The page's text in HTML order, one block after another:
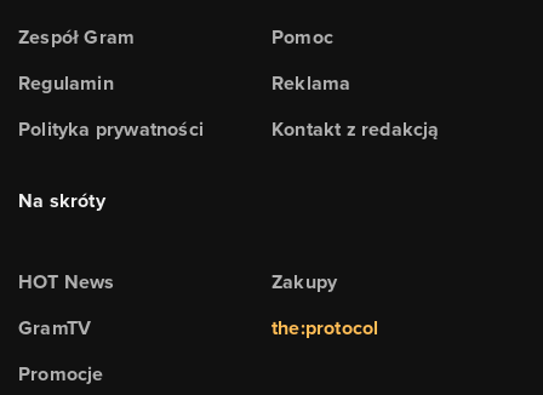
Zespół Gram
Regulamin
Polityka prywatności
Pomoc
Reklama
Kontakt z redakcją
Na skróty
HOT News
GramTV
Promocje
Zakupy
the:protocol